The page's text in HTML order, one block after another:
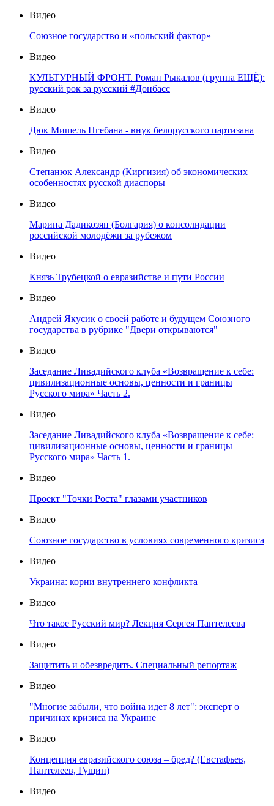
Видео
Союзное государство и «польский фактор»
Видео
КУЛЬТУРНЫЙ ФРОНТ. Роман Рыкалов (группа ЕЩЁ):
русский рок за русский #Донбасс
Видео
Дюк Мишель Нгебана - внук белорусского партизана
Видео
Степанюк Александр (Киргизия) об экономических
особенностях русской диаспоры
Видео
Марина Дадикозян (Болгария) о консолидации
российской молодёжи за рубежом
Видео
Князь Трубецкой о евразийстве и пути России
Видео
Андрей Якусик о своей работе и будущем Союзного
государства в рубрике "Двери открываются"
Видео
Заседание Ливадийского клуба «Возвращение к себе:
цивилизационные основы, ценности и границы
Русского мира» Часть 2.
Видео
Заседание Ливадийского клуба «Возвращение к себе:
цивилизационные основы, ценности и границы
Русского мира» Часть 1.
Видео
Проект "Точки Роста" глазами участников
Видео
Союзное государство в условиях современного кризиса
Видео
Украина: корни внутреннего конфликта
Видео
Что такое Русский мир? Лекция Сергея Пантелеева
Видео
Защитить и обезвредить. Специальный репортаж
Видео
"Многие забыли, что война идет 8 лет": эксперт о
причинах кризиса на Украине
Видео
Концепция евразийского союза – бред? (Евстафьев,
Пантелеев, Гущин)
Видео